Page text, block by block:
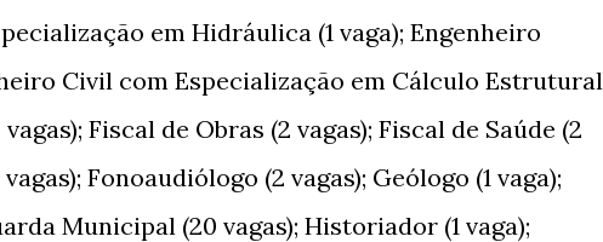
em Hidráulica (1 vaga); Engenheiro
Civil com Especialização em Cálculo Estrutural
Fiscal de Obras (2 vagas); Fiscal de Saúde (2
Fonoaudiólogo (2 vagas); Geólogo (1 vaga);
Municipal (20 vagas); Historiador (1 vaga);